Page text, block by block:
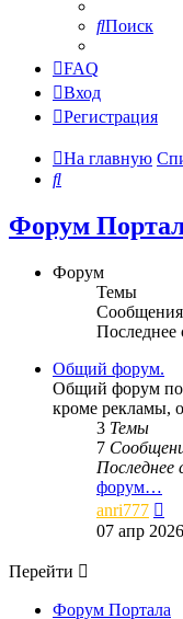
Поиск
FAQ
Вход
Регистрация
На главную
Поиск
Форум
Форум
Темы
Сообщения
Последнее
Общий форум.
Общий форум
кроме рекламы,
3 Темы
7
Последнее
форум…
anri777
к
07 апр
Перейти
Форум Портала